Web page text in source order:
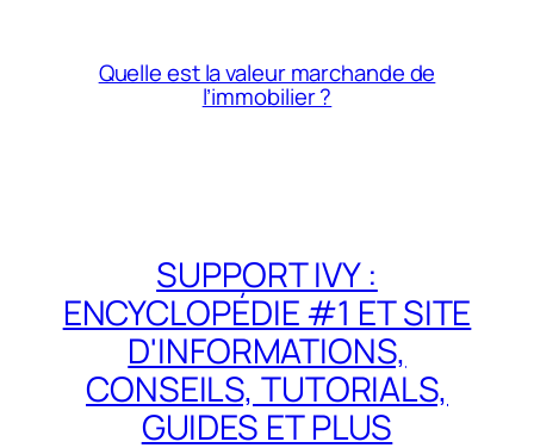
Quelle est la valeur marchande de
l’immobilier ?
SUPPORT IVY :
ENCYCLOPÉDIE #1 ET SITE
D'INFORMATIONS,
CONSEILS, TUTORIALS,
GUIDES ET PLUS